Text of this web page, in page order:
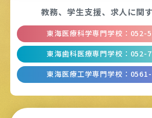
教務、学生支援、 求人に関
東海医療科学専門学校 ： 052-
東海歯科医療専門学校 ： 052-
東海医療工学専門学校 ：